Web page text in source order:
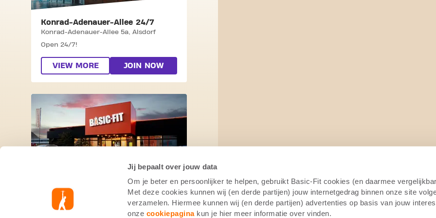
Jij bepaalt over jouw data
Om je beter en persoonlijker te helpen, gebruikt Basic-Fit cookies (en daarmee
Met deze cookies kunnen wij (en derde partijen) jouw internetgedrag binnen onze site
verzamelen. Hiermee kunnen wij (en derde partijen) advertenties op basis van jouw
onze cookiepaginakun je hier meer informatie over vinden.
Konrad-Adenauer-Allee 24/7
Konrad-Adenauer-Allee 5a, Alsdorf
Open 24/7!
VIEW MORE JOIN NOW
SKIP CLUB SCHWABENHEIMER WEG 24/7
Schwabenheimer Weg 24/7
Schwabenheimer Weg 103,Bad
Kreuznach